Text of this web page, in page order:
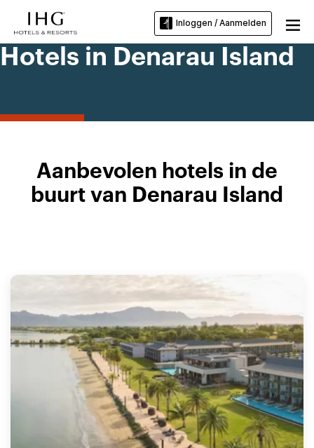
Inloggen / Aanmelden
Hotels in Denarau Island
Aanbevolen hotels in de
buurt van Denarau Island